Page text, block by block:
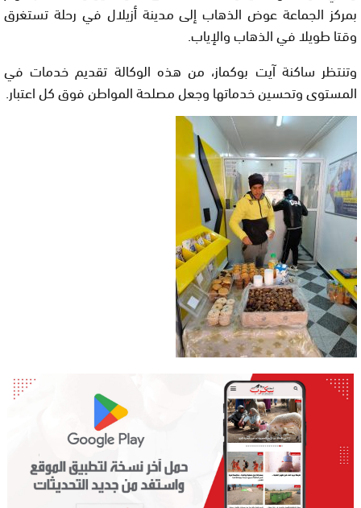
بمركز الجماعة عوض الذهاب إلى مدينة أزيلال في رحلة تستغرق
وقتا طويلا في الذهاب والإياب.
وتنتظر ساكنة آيت بوكماز، من هذه الوكالة تقديم خدمات في
المستوى وتحسين خدماتها وجعل مصلحة المواطن فوق كل اعتبار.